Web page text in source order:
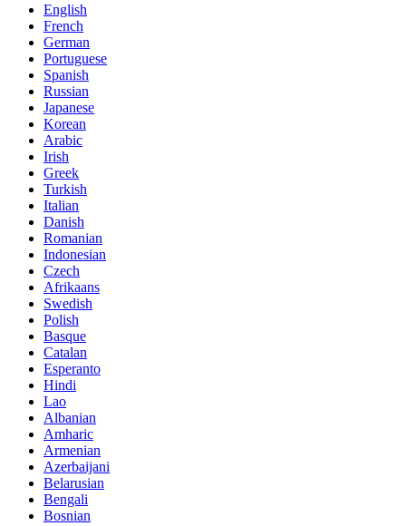
English
French
German
Portuguese
Spanish
Russian
Japanese
Korean
Arabic
Irish
Greek
Turkish
Italian
Danish
Romanian
Indonesian
Czech
Afrikaans
Swedish
Polish
Basque
Catalan
Esperanto
Hindi
Lao
Albanian
Amharic
Armenian
Azerbaijani
Belarusian
Bengali
Bosnian